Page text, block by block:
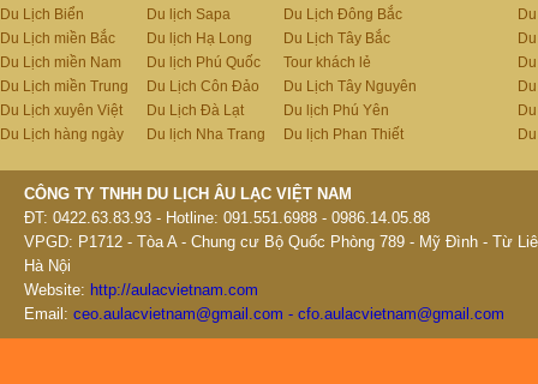
Du Lịch Biển
Du Lịch miền Bắc
Du Lịch miền Nam
Du Lịch miền Trung
Du Lịch xuyên Việt
Du Lịch hàng ngày
Du lịch Sapa
Du lịch Hạ Long
Du lịch Phú Quốc
Du Lịch Côn Đảo
Du Lịch Đà Lạt
Du lịch Nha Trang
Du Lịch Đông Bắc
Du Lịch Tây Bắc
Tour khách lẻ
Du Lịch Tây Nguyên
Du lịch Phú Yên
Du lịch Phan Thiết
CÔNG TY TNHH DU LỊCH ÂU LẠC VIỆT NAM
ĐT: 0422.63.83.93 - Hotline: 091.551.6988 - 0986.14.05.88
VPGD: P1712 - Tòa A - Chung cư Bộ Quốc Phòng 789 - Mỹ Đình - Từ
Hà Nội
Website: http://aulacvietnam.com
Email: ceo.aulacvietnam@gmail.com - cfo.aulacvietnam@gmail.com